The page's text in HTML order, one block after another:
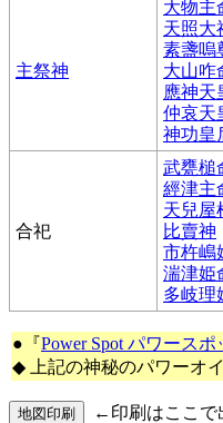
主祭神
大物主
天照大
素盞嗚
大山咋
應神天
仲哀天
神功皇
合祀
武甕槌
經津主
天兒屋
比賣神
市杵嶋
湍津姫
多岐理
●『Power Spot パワースポ
◆ 上記の神秘のパワーオイ
←印刷はここで